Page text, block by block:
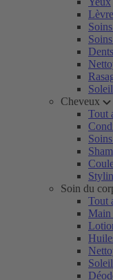
Dents
Soleil
Cheveux
Tout
Soin du
Tout
Main
Soleil